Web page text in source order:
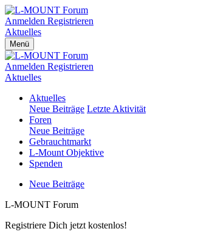
Anmelden Registrieren
Aktuelles
Menü
Anmelden Registrieren
Aktuelles
Aktuelles
Neue Beiträge Letzte Aktivität
Foren
Neue Beiträge
Gebrauchtmarkt
L-Mount Objektive
Spenden
Neue Beiträge
L-MOUNT Forum
Registriere Dich jetzt kostenlos!